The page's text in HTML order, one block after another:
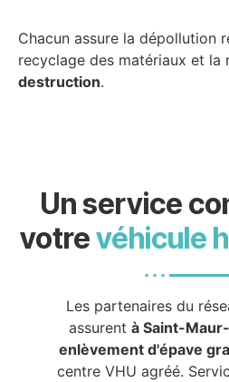
Chacun assure la dépollution
recyclage des matériaux et la
destruction.
Un service
votrevéhicule
Les partenaires du
assurentà Saint-
enlèvement d'épave
centre VHU agréé.